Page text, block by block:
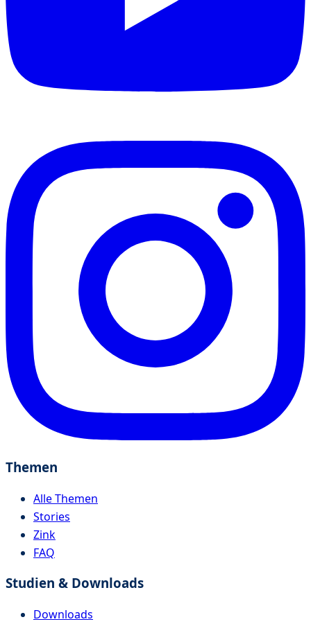
Themen
Alle Themen
Stories
Zink
FAQ
Studien & Downloads
Downloads